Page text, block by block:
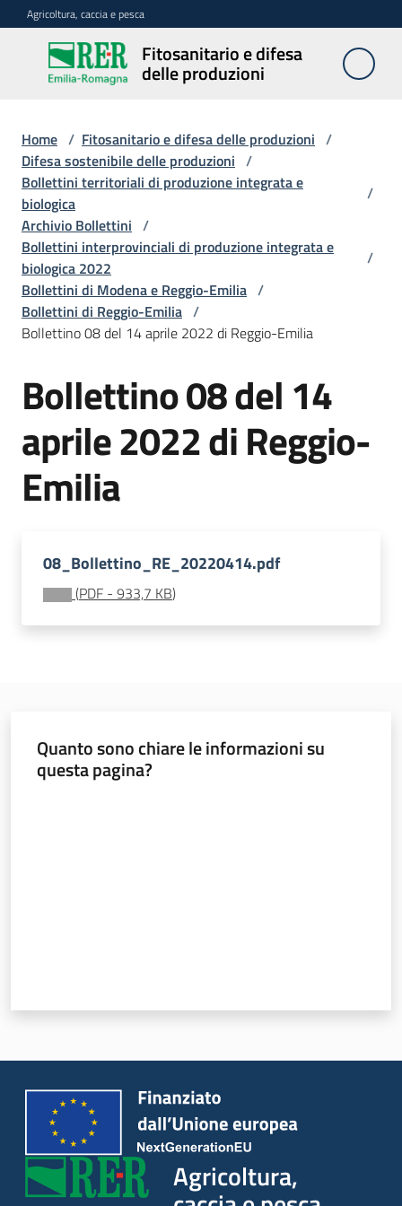
Vai al contenuto
Vai alla navigazione
Vai al footer
Agricoltura, caccia e pesca
Fitosanitario e difesa
delle produzioni
Fitosanitario
e difesa
produzioni
Avversità
delle
piante
Sorveglianza
Difesa
sostenibile
Vivaismo
Import-
Export
Newsletter
Agricoltura,
caccia e
Argomenti
Home / Fitosanitario e difesa delle produzioni /
Difesa sostenibile delle produzioni /
Bollettini territoriali di produzione integrata e
biologica
/
Archivio Bollettini /
Bollettini interprovinciali di produzione integrata e
biologica 2022
/
Bollettini di Modena e Reggio-Emilia /
Bollettini di Reggio-Emilia /
Bollettino 08 del 14 aprile 2022 di Reggio-Emilia
Bollettino 08 del 14
aprile 2022 di Reggio-
Emilia
08_Bollettino_RE_20220414.pdf
(PDF - 933,7 KB)
Quanto sono chiare le informazioni su
questa pagina?
Agricoltura,